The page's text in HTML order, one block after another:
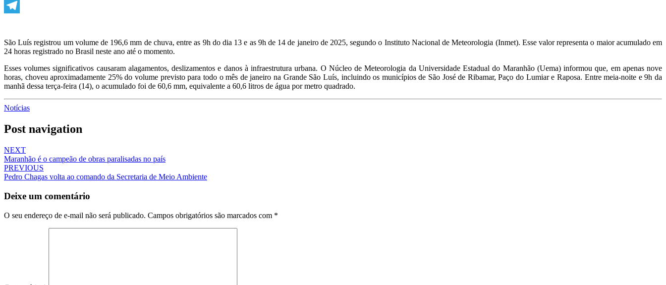
WhatsApp
São Luís registrou um volume de 196,6 mm de chuva, entre as 9h do dia 13 e as 9h de 14 de janeiro de 2025, segundo o Instituto Nacional de Meteorologia (Inmet). Esse valor representa o maior acumulado em
24 horas registrado no Brasil neste ano até o momento.
Esses volumes significativos causaram alagamentos, deslizamentos e danos à infraestrutura urbana. O Núcleo de Meteorologia da Universidade Estadual do Maranhão (Uema) informou que, em apenas nove
horas, choveu aproximadamente 25% do volume previsto para todo o mês de janeiro na Grande São Luís, incluindo os municípios de São José de Ribamar, Paço do Lumiar e Raposa. Entre meia-noite e 9h da
manhã dessa terça-feira (14), o acumulado foi de 60,6 mm, equivalente a 60,6 litros de água por metro quadrado.
Notícias
Post navigation
NEXT
Maranhão é o campeão de obras paralisadas no país
PREVIOUS
Pedro Chagas volta ao comando da Secretaria de Meio Ambiente
Deixe um comentário
O seu endereço de e-mail não será publicado. Campos obrigatórios são marcados com *